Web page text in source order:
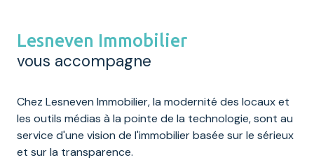
Lesneven Immobilier
vous accompagne
Chez Lesneven Immobilier, la modernité des locaux et
les outils médias à la pointe de la technologie, sont au
service d'une vision de l'immobilier basée sur le sérieux
et sur la transparence.